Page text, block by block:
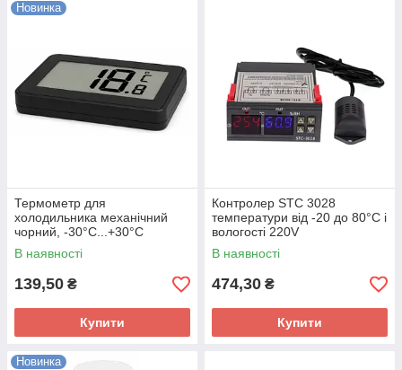
Новинка
Термометр для
холодильника механічний
чорний, -30°C...+30°C
В наявності
139,50 ₴
Купити
Контролер STC 3028
температури від -20 до 80°C і
вологості 220V
В наявності
474,30 ₴
Купити
Новинка